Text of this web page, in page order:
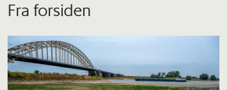
Fra forsiden